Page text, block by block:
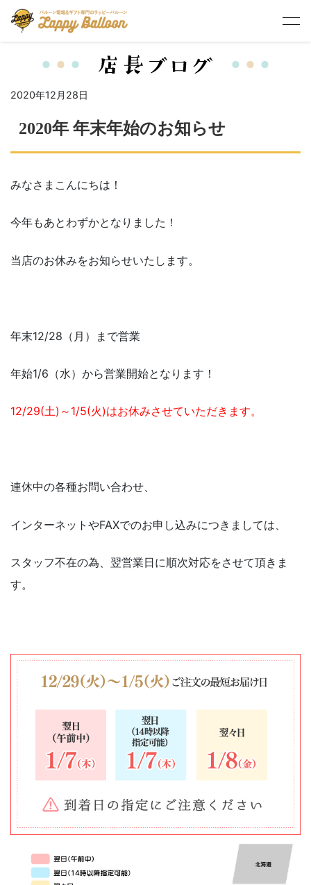
HOME >スタッフの日常,ブログ
2020年12月28日
2020年 年末年始のお知らせ
みなさまこんにちは！
今年もあとわずかとなりました！
当店のお休みをお知らせいたします。
年末12/28（月）まで営業
年始1/6（水）から営業開始となります！
12/29(土)～1/5(火)はお休みさせていただきます。
連休中の各種お問い合わせ、
インターネットやFAXでのお申し込みにつきましては、
スタッフ不在の為、翌営業日に順次対応をさせて頂きま
す。